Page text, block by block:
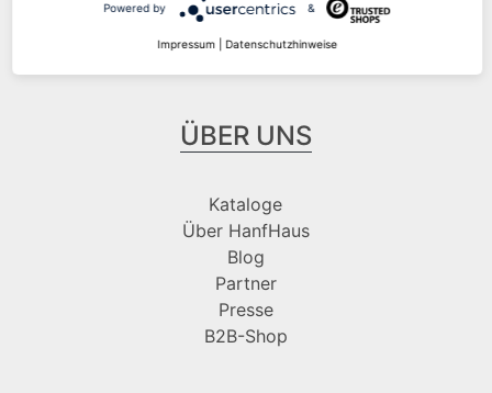
ÜBER UNS
Kataloge
Über HanfHaus
Blog
Partner
Presse
B2B-Shop
Powered by &
Impressum Datenschutzhinweise